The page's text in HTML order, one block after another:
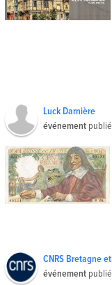
Luck Darnière
événement
CNRS Bretagne
événement